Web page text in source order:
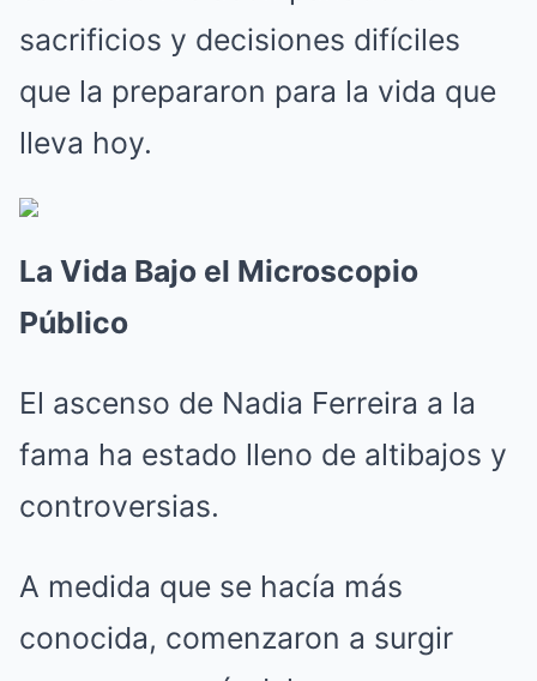
sacrificios y decisiones difíciles
que la prepararon para la vida que
lleva hoy.
La Vida Bajo el Microscopio
Público
El ascenso de Nadia Ferreira a la
fama ha estado lleno de altibajos y
controversias.
A medida que se hacía más
conocida, comenzaron a surgir